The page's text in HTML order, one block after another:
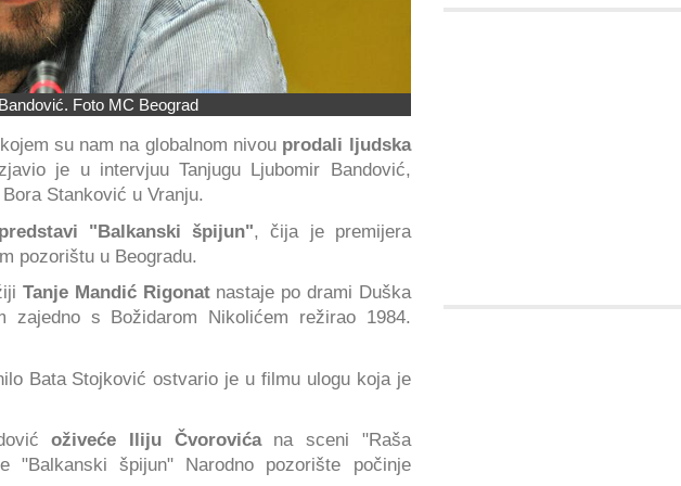
Foto MC Beograd
su nam na globalnom nivou prodali ljudska
je u intervjuu Tanjugu Ljubomir Bandović,
Stanković u Vranju.
"Balkanski špijun", čija je premijera
pozorištu u Beogradu.
Tanje Mandić Rigonat nastaje po drami Duška
zajedno s Božidarom Nikolićem režirao 1984.
Bata Stojković ostvario je u filmu ulogu koja je
oživeće Iliju Čvorovićana sceni "Raša
"Balkanski špijun" Narodno pozorište počinje